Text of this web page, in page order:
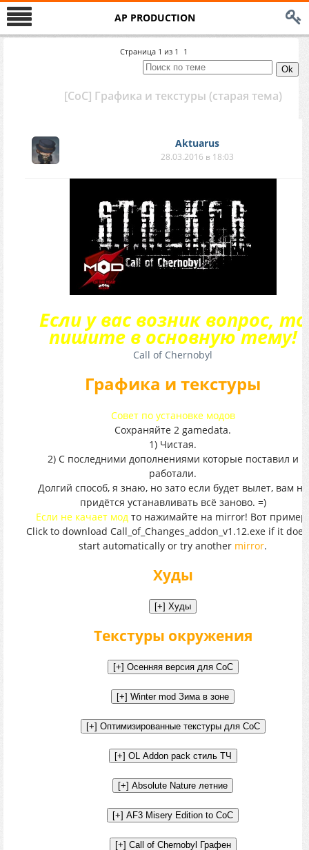
AP PRODUCTION
Страница 1 из 1 1
[CoC] Графика и текстуры (старая тема)
Aktuarus
28.03.2016 в 18:03
Если у вас возник вопрос, то
пишите в основную тему!
Call of Chernobyl
Графика и текстуры
Совет по установке модов
Сохраняйте 2 gamedata.
1) Чистая.
2) С последними дополнениями которые поставил и
работали.
Долгий способ, я знаю, но зато если будет вылет, вам не
придётся устанавливать всё заново. =)
Если не качает мод то нажимайте на mirror! Вот пример:
Click to download Call_of_Changes_addon_v1.12.exe if it
start automatically or try another mirror.
Худы
Текстуры окружения